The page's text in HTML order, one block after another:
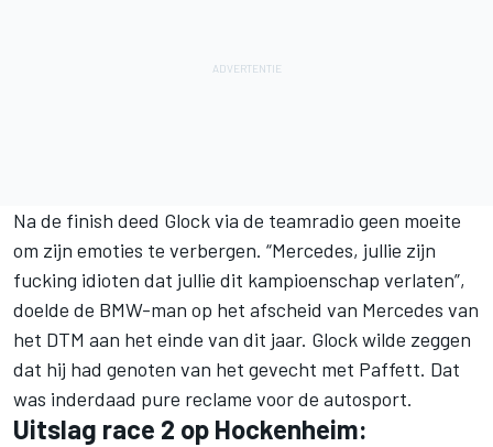
Na de finish deed Glock via de teamradio geen moeite
om zijn emoties te verbergen. “Mercedes, jullie zijn
fucking idioten dat jullie dit kampioenschap verlaten”,
doelde de BMW-man op het afscheid van Mercedes van
het DTM aan het einde van dit jaar. Glock wilde zeggen
dat hij had genoten van het gevecht met Paffett. Dat
was inderdaad pure reclame voor de autosport.
Uitslag race 2 op Hockenheim: